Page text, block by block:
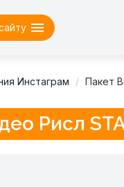

Инстаграм Пакет
Рисл